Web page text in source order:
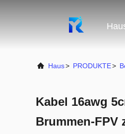
Haus> PRODUKTE>
Kabel 16awg
Brummen-FPV